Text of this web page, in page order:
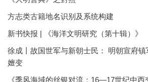
方志类古籍地名识别及系统构建
新书快报 | 《海洋文明研究（第十辑）》
徐成丨故国世军与新朝士民： 明朝宣府
嬗变
《季风海域的丝银对流：16—17世纪中西